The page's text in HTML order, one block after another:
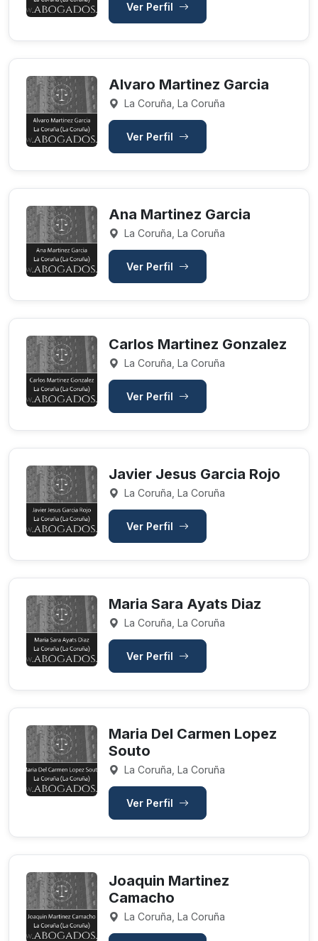
Ver Perfil
Alvaro Martinez Garcia
La Coruña, La Coruña
Ver Perfil
Ana Martinez Garcia
La Coruña, La Coruña
Ver Perfil
Carlos Martinez Gonzalez
La Coruña, La Coruña
Ver Perfil
Javier Jesus Garcia Rojo
La Coruña, La Coruña
Ver Perfil
Maria Sara Ayats Diaz
La Coruña, La Coruña
Ver Perfil
Maria Del Carmen Lopez
Souto
La Coruña, La Coruña
Ver Perfil
Joaquin Martinez
Camacho
La Coruña, La Coruña